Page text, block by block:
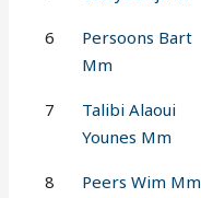
6
Persoons Bart
Mm
7
Talibi Alaoui
Younes Mm
8 Peers Wim Mm